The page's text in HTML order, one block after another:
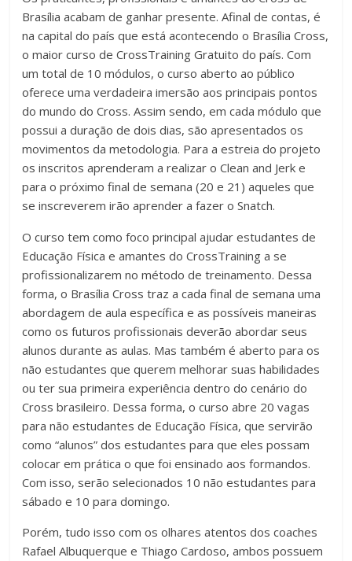
Brasília acabam de ganhar presente. Afinal de contas, é
na capital do país que está acontecendo o Brasília Cross,
o maior curso de CrossTraining Gratuito do país. Com
um total de 10 módulos, o curso aberto ao público
oferece uma verdadeira imersão aos principais pontos
do mundo do Cross. Assim sendo, em cada módulo que
possui a duração de dois dias, são apresentados os
movimentos da metodologia. Para a estreia do projeto
os inscritos aprenderam a realizar o Clean and Jerk e
para o próximo final de semana (20 e 21) aqueles que
se inscreverem irão aprender a fazer o Snatch.
O curso tem como foco principal ajudar estudantes de
Educação Física e amantes do CrossTraining a se
profissionalizarem no método de treinamento. Dessa
forma, o Brasília Cross traz a cada final de semana uma
abordagem de aula específica e as possíveis maneiras
como os futuros profissionais deverão abordar seus
alunos durante as aulas. Mas também é aberto para os
não estudantes que querem melhorar suas habilidades
ou ter sua primeira experiência dentro do cenário do
Cross brasileiro. Dessa forma, o curso abre 20 vagas
para não estudantes de Educação Física, que servirão
como “alunos” dos estudantes para que eles possam
colocar em prática o que foi ensinado aos formandos.
Com isso, serão selecionados 10 não estudantes para
sábado e 10 para domingo.
Porém, tudo isso com os olhares atentos dos coaches
Rafael Albuquerque e Thiago Cardoso, ambos possuem